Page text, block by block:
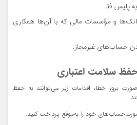
پلیس فتا.
و مؤسسات مالی که با آن‌ها همکاری
حساب‌های غیرمجاز.
سلامت اعتباری
بروز خطا، اقدامات زیر می‌توانند به حفظ